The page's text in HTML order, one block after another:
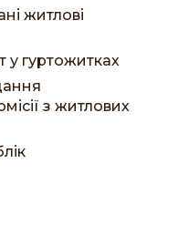
житлові
у гуртожитках
з житлових